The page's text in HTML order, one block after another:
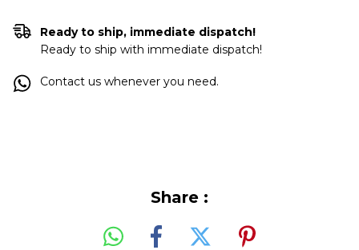
Ready to ship, immediate dispatch!
Ready to ship with immediate dispatch!
Contact us whenever you need.
Share :